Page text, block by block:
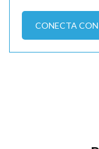
CONECTA